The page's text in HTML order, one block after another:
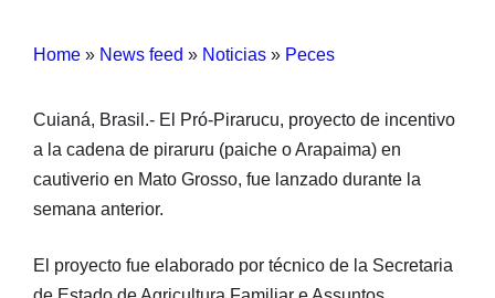
Home » News feed » Noticias » Peces
Cuianá, Brasil.- El Pró-Pirarucu, proyecto de incentivo
a la cadena de piraruru (paiche o Arapaima) en
cautiverio en Mato Grosso, fue lanzado durante la
semana anterior.
El proyecto fue elaborado por técnico de la Secretaria